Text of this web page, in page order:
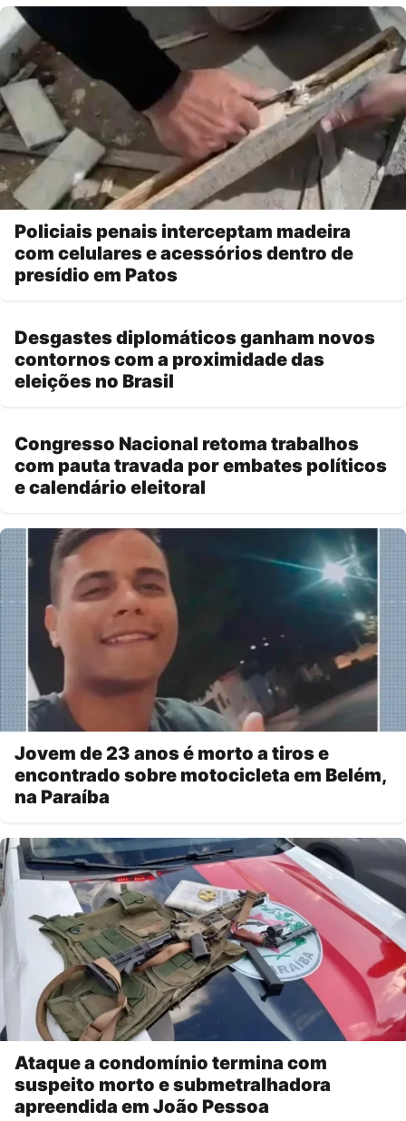
Policiais penais interceptam madeira
com celulares e acessórios dentro de
presídio em Patos
Desgastes diplomáticos ganham novos
contornos com a proximidade das
eleições no Brasil
Congresso Nacional retoma trabalhos
com pauta travada por embates políticos
e calendário eleitoral
Jovem de 23 anos é morto a tiros e
encontrado sobre motocicleta em Belém,
na Paraíba
Ataque a condomínio termina com
suspeito morto e submetralhadora
apreendida em João Pessoa